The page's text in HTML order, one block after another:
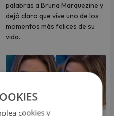
palabras a Bruna Marquezine y
dejó claro que vive uno de los
momentos más felices de su
vida.
cookies y